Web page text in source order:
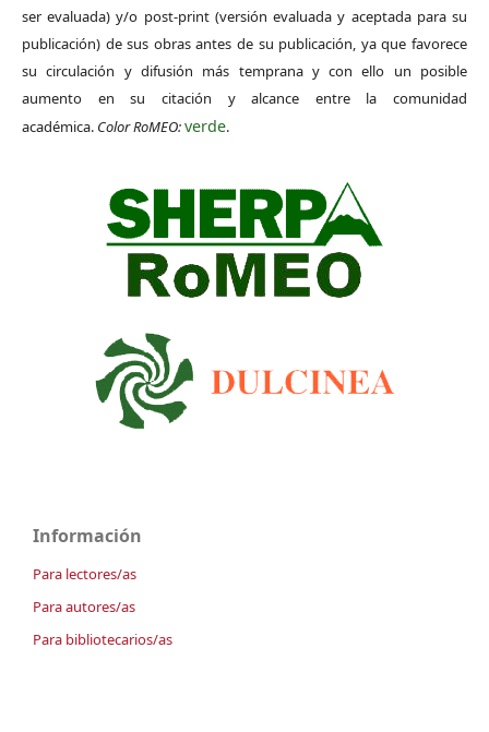
ser evaluada) y/o post-print (versión evaluada y aceptada para su
publicación) de sus obras antes de su publicación, ya que favorece
su circulación y difusión más temprana y con ello un posible
aumento en su citación y alcance entre la comunidad
académica. Color RoMEO:verde.
Información
Para lectores/as
Para autores/as
Para bibliotecarios/as